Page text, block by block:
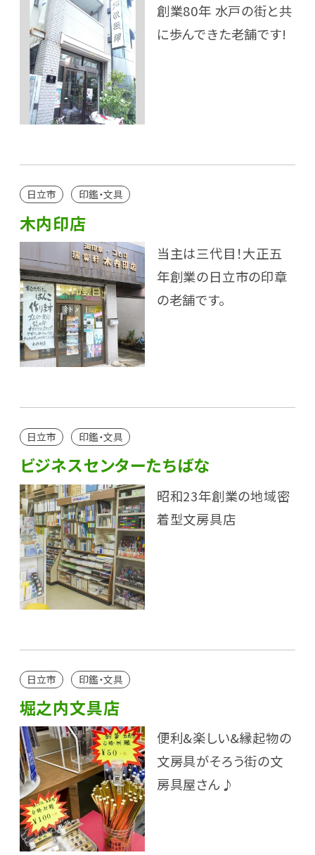
創業80年 水戸の街と共
に歩んできた老舗です!
日立市 印鑑・文具
木内印店
当主は三代目！大正五
年創業の日立市の印章
の老舗です。
日立市 印鑑・文具
ビジネスセンターたちばな
昭和23年創業の地域密
着型文房具店
日立市 印鑑・文具
堀之内文具店
便利&楽しい&縁起物の
文房具がそろう街の文
房具屋さん♪